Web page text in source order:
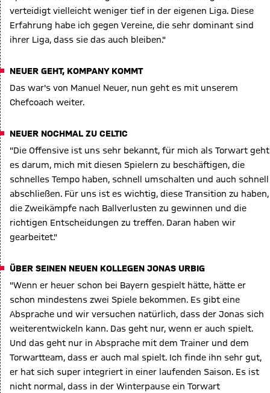
verteidigt vielleicht weniger tief in der eigenen Liga. Diese
Erfahrung habe ich gegen Vereine, die sehr dominant sind
ihrer Liga, dass sie das auch bleiben."
NEUER GEHT, KOMPANY KOMMT
Das war's von Manuel Neuer, nun geht es mit unserem
Chefcoach weiter.
NEUER NOCHMAL ZU CELTIC
"Die Offensive ist uns sehr bekannt, für mich als Torwart geht
es darum, mich mit diesen Spielern zu beschäftigen, die
schnelles Tempo haben, schnell umschalten und auch schnell
abschließen. Für uns ist es wichtig, diese Transition zu haben,
die Zweikämpfe nach Ballverlusten zu gewinnen und die
richtigen Entscheidungen zu treffen. Daran haben wir
gearbeitet."
ÜBER SEINEN NEUEN KOLLEGEN JONAS URBIG
"Wenn er heuer schon bei Bayern gespielt hätte, hätte er
schon mindestens zwei Spiele bekommen. Es gibt eine
Absprache und wir versuchen natürlich, dass der Jonas sich
weiterentwickeln kann. Das geht nur, wenn er auch spielt.
Und das geht nur in Absprache mit dem Trainer und dem
Torwartteam, dass er auch mal spielt. Ich finde ihn sehr gut,
er hat sich super integriert in einer laufenden Saison. Es ist
nicht normal, dass in der Winterpause ein Torwart